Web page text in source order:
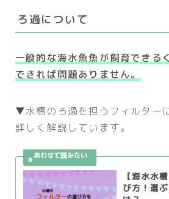
ろ過について
一般的な海水魚魚が飼育できる
できれば問題ありません。
▼水槽のろ過を担うフィルター
詳しく解説しています。
【海水水
び方！選